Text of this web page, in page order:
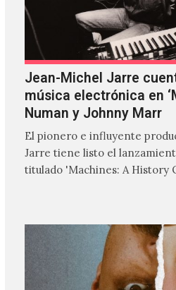
Jean-Michel Jarre
música electrónica en
Numan y Johnny Marr
El pionero e influyente
Jarre tiene listo el
titulado 'Machines: A History